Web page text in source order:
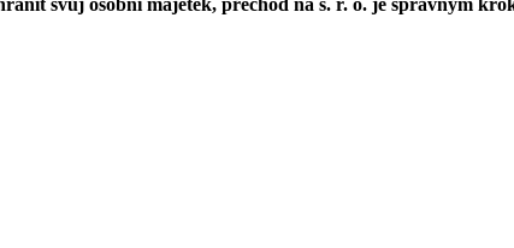
svůj osobní majetek, přechod na s. r. o. je správným